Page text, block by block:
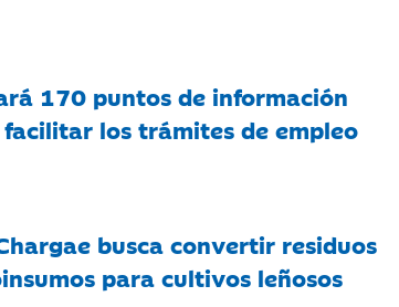
170 puntos de información
los trámites de empleo
busca convertir residuos
para cultivos leñosos